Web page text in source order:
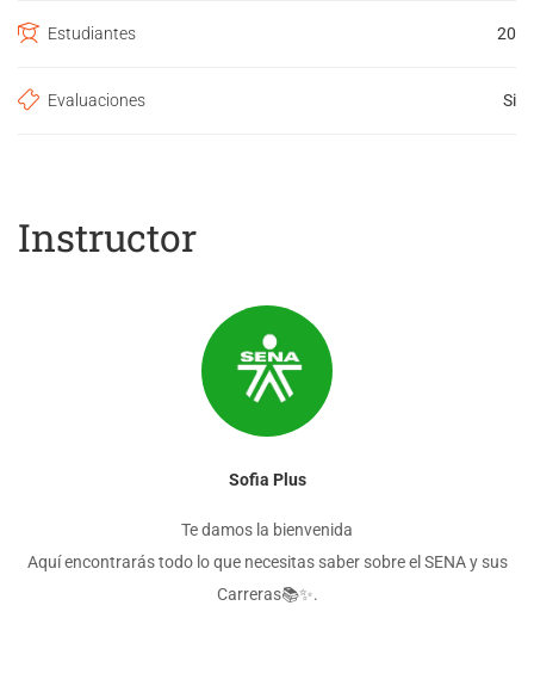
Estudiantes 20
Evaluaciones Si
Instructor
Sofia Plus
Te damos la bienvenida
Aquí encontrarás todo lo que necesitas saber sobre el SENA y sus
Carreras📚✨.